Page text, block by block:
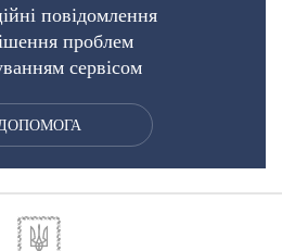
повідомлення
проблем
сервісом